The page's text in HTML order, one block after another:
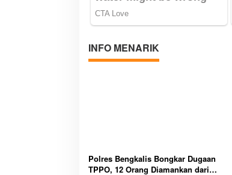
INFO MENARIK
Polres Bengkalis Bongkar Dugaan
TPPO, 12 Orang Diamankan dari